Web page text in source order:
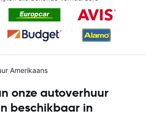
Amerikaans
onze autoverhuur
beschikbaar in